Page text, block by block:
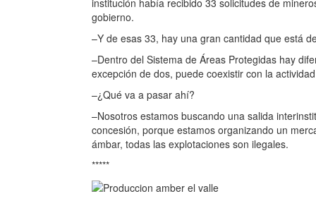
gobierno.
–Y de esas 33, hay una gran cantidad que está
–Dentro del Sistema de Áreas Protegidas hay
excepción de dos, puede coexistir con la
–¿Qué va a pasar ahí?
–Nosotros estamos buscando una salida
concesión, porque estamos organizando un
ámbar, todas las explotaciones son ilegales.
*****